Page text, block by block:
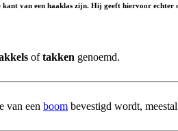
kant van een haaklas zijn. Hij geeft hiervoor echter
oftakken genoemd.
van een boom bevestigd wordt,